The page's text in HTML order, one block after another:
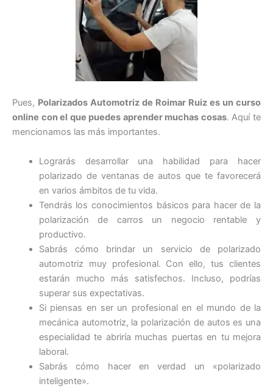
Pues, Polarizados Automotriz de Roimar Ruiz es un curso
online con el que puedes aprender muchas cosas. Aquí te
mencionamos las más importantes.
Lograrás desarrollar una habilidad para hacer
polarizado de ventanas de autos que te favorecerá
en varios ámbitos de tu vida.
Tendrás los conocimientos básicos para hacer de la
polarización de carros un negocio rentable y
productivo.
Sabrás cómo brindar un servicio de polarizado
automotriz muy profesional. Con ello, tus clientes
estarán mucho más satisfechos. Incluso, podrías
superar sus expectativas.
Si piensas en ser un profesional en el mundo de la
mecánica automotriz, la polarización de autos es una
especialidad te abriría muchas puertas en tu mejora
laboral.
Sabrás cómo hacer en verdad un «polarizado
inteligente».